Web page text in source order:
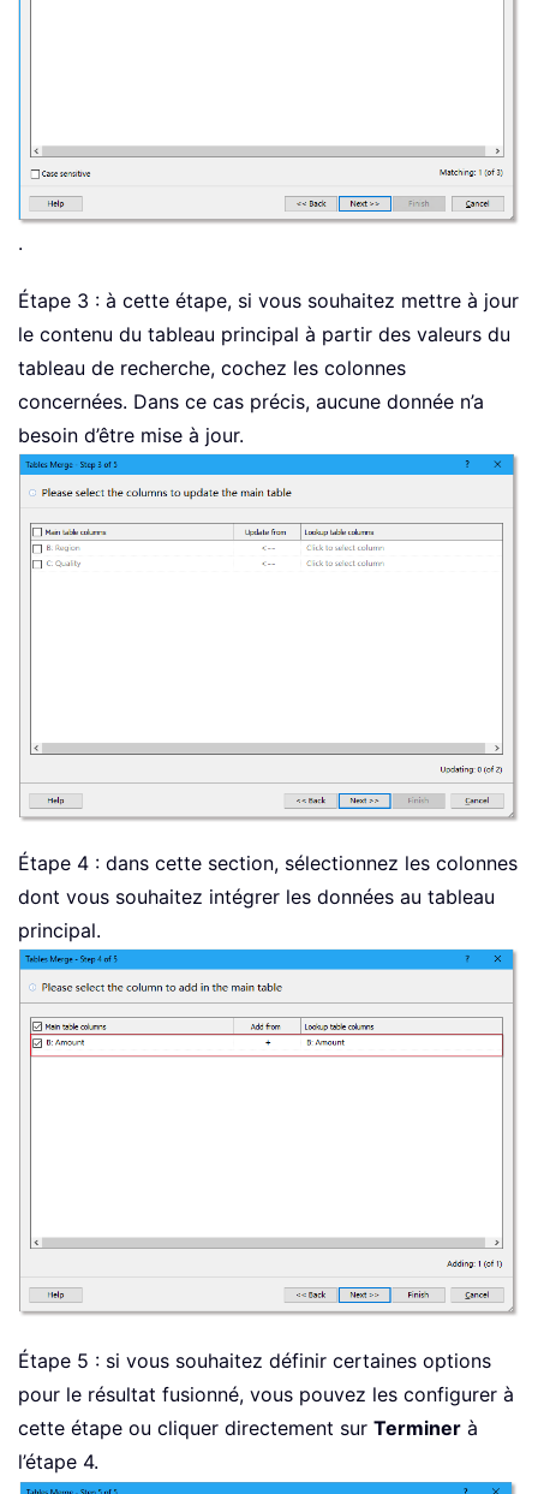
.
Étape 3 : à cette étape, si vous souhaitez mettre à jour
le contenu du tableau principal à partir des valeurs du
tableau de recherche, cochez les colonnes
concernées. Dans ce cas précis, aucune donnée n’a
besoin d’être mise à jour.
Étape 4 : dans cette section, sélectionnez les colonnes
dont vous souhaitez intégrer les données au tableau
principal.
Étape 5 : si vous souhaitez définir certaines options
pour le résultat fusionné, vous pouvez les configurer à
cette étape ou cliquer directement sur Terminer à
l’étape 4.